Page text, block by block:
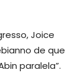
Joice
de que
paralela”.